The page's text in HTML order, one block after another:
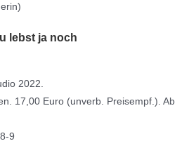
lebst ja noch
2022.
17,00 Euro (unverb. Preisempf.). Ab
9